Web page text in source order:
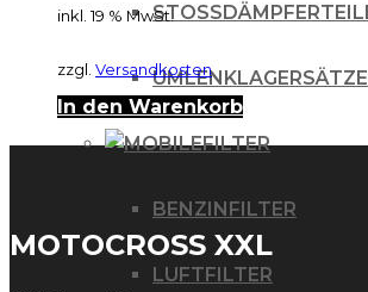
STOSSDÄMPFERTEILE
UMLENKLAGERSÄTZE
FILTER
BENZINFILTER
LUFTFILTER
inkl. 19 % MwSt.
zzgl. Versandkosten
In den Warenkorb
MOTOCROSS XXL